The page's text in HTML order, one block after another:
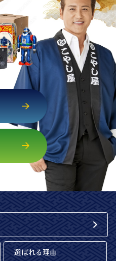
選ばれる理由